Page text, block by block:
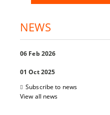
NEWS
06 Feb 2026
01 Oct 2025
Subscribe to news
View all news